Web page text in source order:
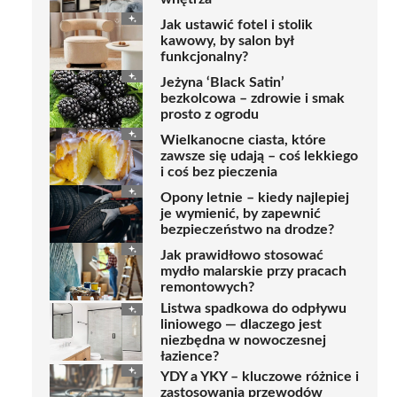
Jak ustawić fotel i stolik
kawowy, by salon był
funkcjonalny?
Jeżyna ‘Black Satin’
bezkolcowa – zdrowie i smak
prosto z ogrodu
Wielkanocne ciasta, które
zawsze się udają – coś lekkiego
i coś bez pieczenia
Opony letnie – kiedy najlepiej
je wymienić, by zapewnić
bezpieczeństwo na drodze?
Jak prawidłowo stosować
mydło malarskie przy pracach
remontowych?
Listwa spadkowa do odpływu
liniowego — dlaczego jest
niezbędna w nowoczesnej
łazience?
YDY a YKY – kluczowe różnice i
zastosowania przewodów